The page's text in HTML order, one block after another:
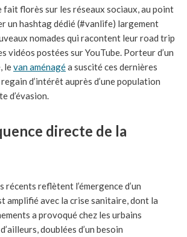
fait florès sur les réseaux sociaux, au point
un hashtag dédié (#vanlife) largement
nomades qui racontent leur road trip
vidéos postées sur YouTube. Porteur d’un
levan aménagéa suscité ces dernières
d’intérêt auprès d’une population
d’évasion.
directe de la
récents reflètent l’émergence d’un
amplifié avec la crise sanitaire, dont la
a provoqué chez les urbains
doublées d’un besoin